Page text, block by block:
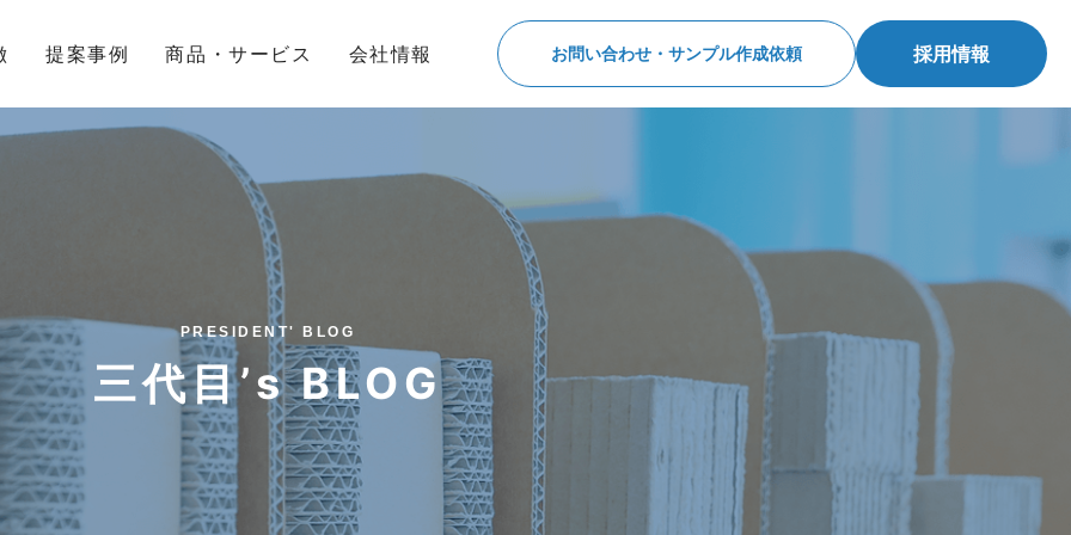
提案事例 商品・サービス 会社情報 お問い合わせ・サンプル作成依頼 採用情報
PRESIDENT' BLOG
三代目’s BLOG